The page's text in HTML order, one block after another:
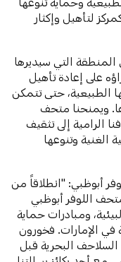
لتأهيل وإكثار
التي سيديرها
على إعادة تأهيل
الطبيعية، حتى تتمكن
ويمنحنا متحف
الرامية إلى تثقيف
الغنية وتنوعها
أبوظبي: "انطلاقاً من
اللوفر أبوظبي
ومبادرات حماية
في الإمارات. فخورون
البحرية قبل